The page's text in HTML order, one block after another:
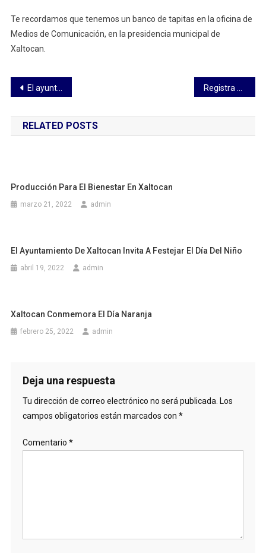
De
Tapitas
Te recordamos que tenemos un banco de tapitas en la oficina de
Medios de Comunicación, en la presidencia municipal de
Xaltocan.
Navegación
de
entradas
El ayuntamiento de Xaltocan invita a festejar el día del niño Registra SESA 7 casos positivos y cero defunciones de COVID-19 en Tlaxcala
RELATED POSTS
Producción Para El Bienestar En Xaltocan
marzo 21, 2022 admin
El Ayuntamiento De Xaltocan Invita A Festejar El Día Del Niño
abril 19, 2022 admin
Xaltocan Conmemora El Día Naranja
febrero 25, 2022 admin
Deja una respuesta
Tu dirección de correo electrónico no será publicada. Los
campos obligatorios están marcados con *
Comentario *